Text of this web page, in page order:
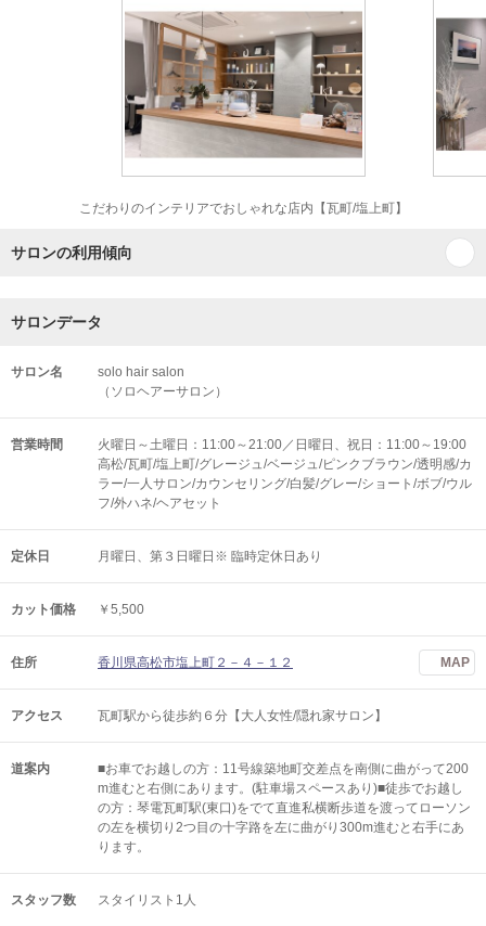
こだわりのインテリアでおしゃれな店内【瓦町/塩上町】
サロンの利用傾向
サロンデータ
サロン名
solo hair salon
（ソロヘアーサロン）
営業時間
火曜日～土曜日：11:00～21:00／日曜日、祝日：11:00～19:00
高松/瓦町/塩上町/グレージュ/ベージュ/ピンクブラウン/透明感/カ
ラー/一人サロン/カウンセリング/白髪/グレー/ショート/ボブ/ウル
フ/外ハネ/ヘアセット
定休日 月曜日、第３日曜日※ 臨時定休日あり
カット価格 ￥5,500
住所 香川県高松市塩上町２－４－１２ MAP
アクセス 瓦町駅から徒歩約６分【大人女性/隠れ家サロン】
道案内
■お車でお越しの方：11号線築地町交差点を南側に曲がって200
m進むと右側にあります。(駐車場スペースあり)■徒歩でお越し
の方：琴電瓦町駅(東口)をでて直進私横断歩道を渡ってローソン
の左を横切り2つ目の十字路を左に曲がり300m進むと右手にあ
ります。
スタッフ数 スタイリスト1人